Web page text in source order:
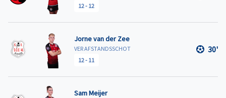
12- 12
Jorne van der Zee
VER AFSTANDSSCHOT
12- 11
30'
Sam Meijer